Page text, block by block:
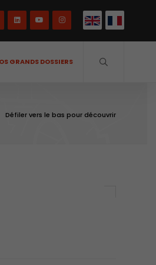
GRANDS DOSSIERS
Défiler vers le bas pour découvrir